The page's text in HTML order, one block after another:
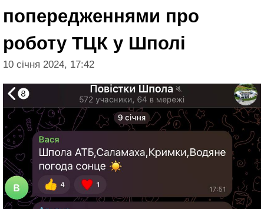
попередженнями про
роботу ТЦК у Шполі
10 січня 2024, 17:42